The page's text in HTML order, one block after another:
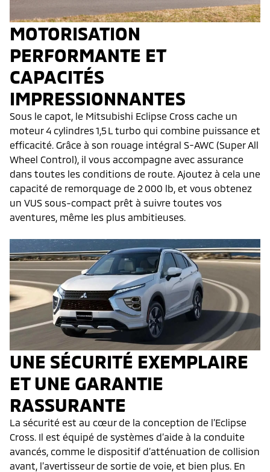
MOTORISATION
PERFORMANTE ET
CAPACITÉS
IMPRESSIONNANTES
Sous le capot, le Mitsubishi Eclipse Cross cache un
moteur 4 cylindres 1,5 L turbo qui combine puissance et
efficacité. Grâce à son rouage intégral S-AWC (Super All
Wheel Control), il vous accompagne avec assurance
dans toutes les conditions de route. Ajoutez à cela une
capacité de remorquage de 2 000 lb, et vous obtenez
un VUS sous-compact prêt à suivre toutes vos
aventures, même les plus ambitieuses.
UNE SÉCURITÉ EXEMPLAIRE
ET UNE GARANTIE
RASSURANTE
La sécurité est au cœur de la conception de l’Eclipse
Cross. Il est équipé de systèmes d’aide à la conduite
avancés, comme le dispositif d’atténuation de collision
avant, l’avertisseur de sortie de voie, et bien plus. En